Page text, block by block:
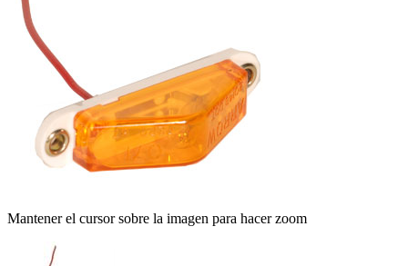
Mantener el cursor sobre la imagen para hacer zoom